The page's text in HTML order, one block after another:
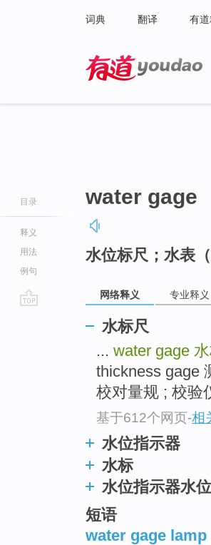
词典 翻译 有
目录
释义
用法
例句
water gage
水位标尺；水表
网络释义 专业释义
水标尺
... water gage
thickness gage
校对量规 ; 校验
基于612个网页-相
水位指示器
水标
水位指示器水
短语
water gage lamp